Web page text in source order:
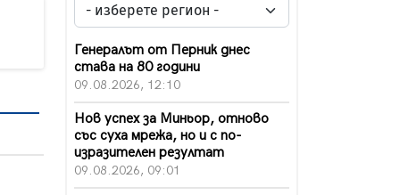
Генералът от Перник днес
става на 80 години
09.08.2026, 12:10
Нов успех за Миньор, отново
със суха мрежа, но и с по-
изразителен резултат
09.08.2026, 09:01